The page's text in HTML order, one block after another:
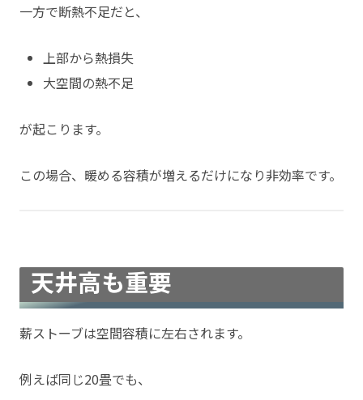
一方で断熱不足だと、
上部から熱損失
大空間の熱不足
が起こります。
この場合、暖める容積が増えるだけになり非効率です。
天井高も重要
薪ストーブは空間容積に左右されます。
例えば同じ20畳でも、